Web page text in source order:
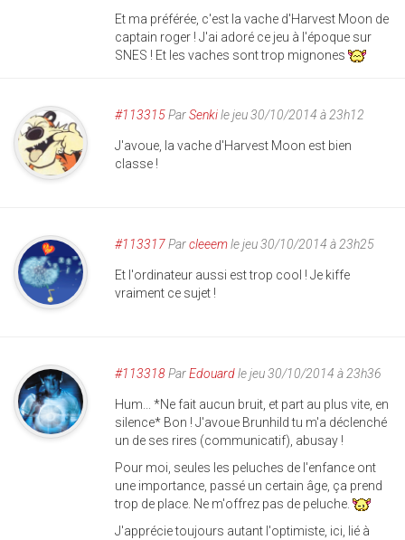
Et ma préférée, c'est la vache d'Harvest Moon de
captain roger ! J'ai adoré ce jeu à l'époque sur
SNES ! Et les vaches sont trop mignones
#113315ParSenkile jeu 30/10/2014 à 23h12
J'avoue, la vache d'Harvest Moon est bien
classe !
#113317Parcleeemle jeu 30/10/2014 à 23h25
Et l'ordinateur aussi est trop cool ! Je kiffe
vraiment ce sujet !
#113318ParEdouardle jeu 30/10/2014 à 23h36
Hum... *Ne fait aucun bruit, et part au plus vite, en
silence* Bon ! J'avoue Brunhild tu m'a déclenché
un de ses rires (communicatif), abusay !
Pour moi, seules les peluches de l'enfance ont
une importance, passé un certain âge, ça prend
trop de place. Ne m'offrez pas de peluche.
J'apprécie toujours autant l'optimiste, ici, lié à